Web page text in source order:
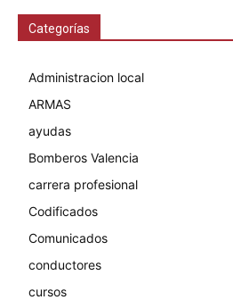
Categorías
Administracion local
ARMAS
ayudas
Bomberos Valencia
carrera profesional
Codificados
Comunicados
conductores
cursos